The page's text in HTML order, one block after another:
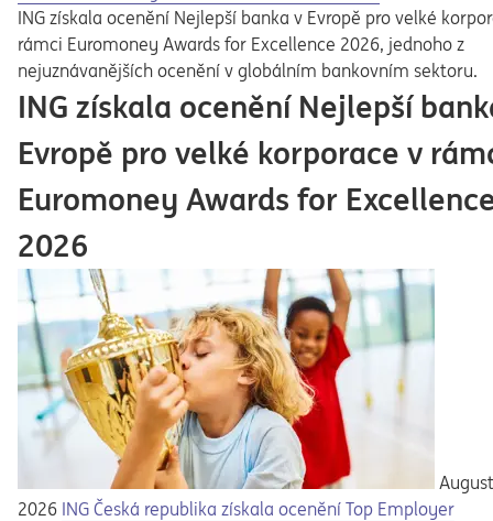
ING získala ocenění Nejlepší banka v Evropě pro velké
rámci Euromoney Awards for Excellence 2026, jednoho z
nejuznávanějších ocenění v globálním bankovním sektoru.
ING získala ocenění Nejlepší
Evropě pro velké korporace v
Euromoney Awards for
2026
2026 ING Česká republika získala ocenění Top Employer